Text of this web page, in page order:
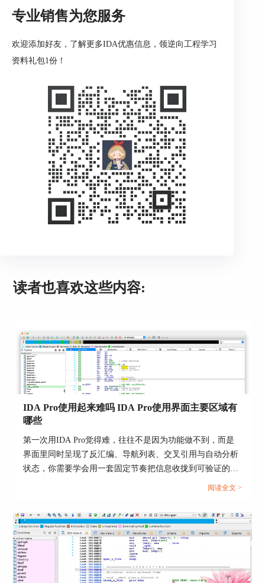
三、渗透测试的目的
渗透测试的主要目的是识别系统中的安全漏洞，以
便组织能够采取适当的措施来加强安全防护。通过
渗透测试，可以：
1、发现潜在威胁：识别可能被黑客利用的弱点，
帮助系统管理员及时修复。
2、提高安全性：渗透测试结果可以为组织提供加
固网络和应用程序的建议，以减少风险。
资产，确保系统安全性。
用。了解渗透测试的基本流程，
掌握IDA如何进行
渗透测试，认识渗透测试的核心目的，这三个方面
构成了本文的主要内容，期望对从事网络安全工作
的专业人员和广大网络安全爱好者提供有益的指导
和帮助。渗透测试不仅是一项技术活动，更是一项
络环境的安全和稳定。
专业销售为您服务
欢迎添加好友，了解更多IDA优惠信息，领逆向工程学习
资料礼包1份！
读者也喜欢这些内容:
IDA Pro使用起来难吗 IDA Pro使用界面主要区域有
哪些
第一次用IDA Pro觉得难，往往不是因为功能做不到，而是
界面里同时呈现了反汇编、导航列表、交叉引用与自动分析
状态，你需要学会用一套固定节奏把信息收拢到可验证的线
索上。把目标拆成两层会更顺：先做到能定位入口与关键函
阅读全文 >